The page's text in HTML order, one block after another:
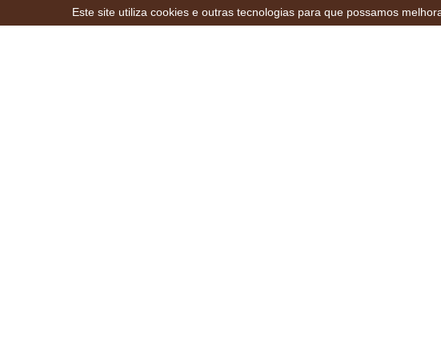
Este site utiliza cookies e outras tecnologias para que possamos